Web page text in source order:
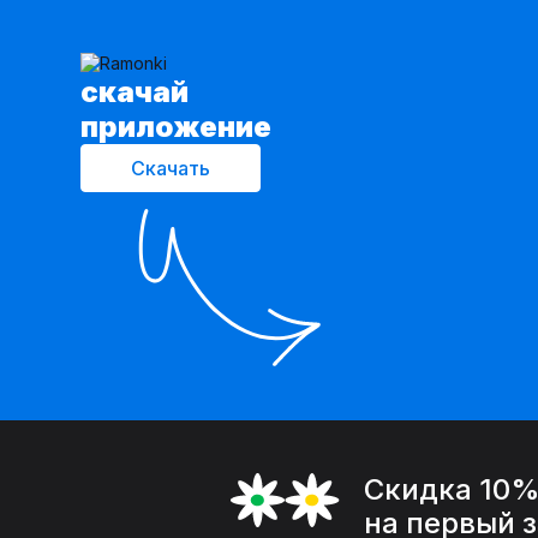
cкачай
приложение
Скачать
Скидка 10%
на первый